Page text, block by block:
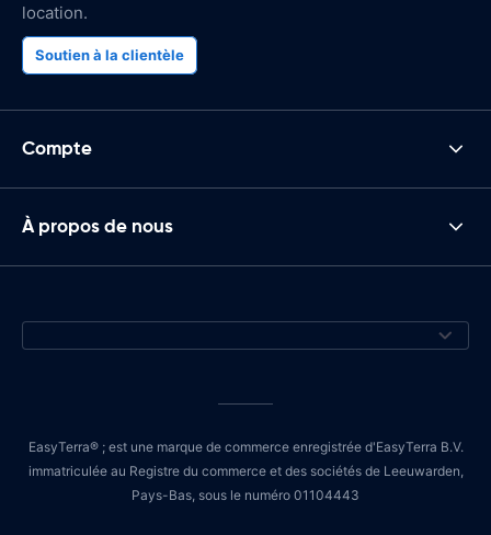
location.
Soutien à la clientèle
Compte
À propos de nous
EasyTerra® ; est une marque de commerce enregistrée d'EasyTerra B.V.
immatriculée au Registre du commerce et des sociétés de Leeuwarden,
Pays-Bas, sous le numéro 01104443